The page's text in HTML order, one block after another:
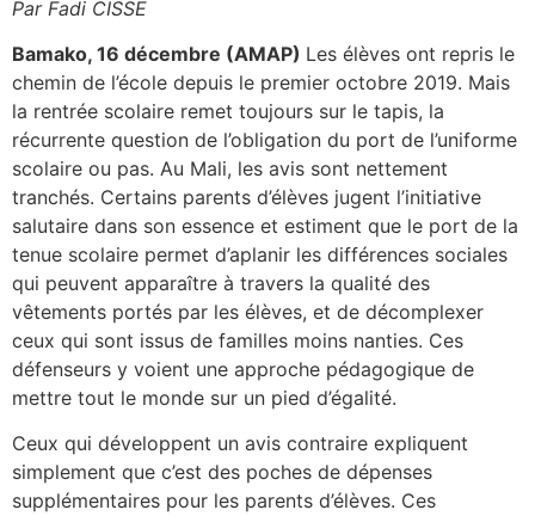
Par Fadi CISSE
Bamako, 16 décembre (AMAP) Les élèves ont repris le
chemin de l’école depuis le premier octobre 2019. Mais
la rentrée scolaire remet toujours sur le tapis, la
récurrente question de l’obligation du port de l’uniforme
scolaire ou pas. Au Mali, les avis sont nettement
tranchés. Certains parents d’élèves jugent l’initiative
salutaire dans son essence et estiment que le port de la
tenue scolaire permet d’aplanir les différences sociales
qui peuvent apparaître à travers la qualité des
vêtements portés par les élèves, et de décomplexer
ceux qui sont issus de familles moins nanties. Ces
défenseurs y voient une approche pédagogique de
mettre tout le monde sur un pied d’égalité.
Ceux qui développent un avis contraire expliquent
simplement que c’est des poches de dépenses
supplémentaires pour les parents d’élèves. Ces